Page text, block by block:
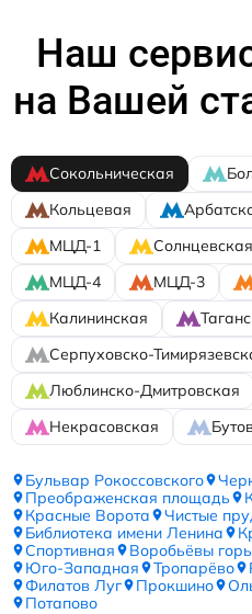
Наш
на Вашей
Сокольническая
Кольцевая
МЦД-1
Солнцевская
МЦД-4
МЦД-3
Калининская
Серпуховско-
Люблинско-Дмитровская
Некрасовская
Бульвар Рокоссовского
Преображенская площадь
Красные Ворота
Чистые
Библиотека имени Ленина
Спортивная
Воробьёвы
Юго-Западная
Тропарёво
Филатов Луг
Прокшино
Потапово